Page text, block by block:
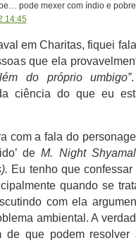
pode mexer com índio e
14:45
em Charitas, fiquei
que ela
do próprio umbigo”
ciência do que eu
com a fala do
deM. Night
Eu tenho que
quando se
com ela
ambiental. A
que podem resolver